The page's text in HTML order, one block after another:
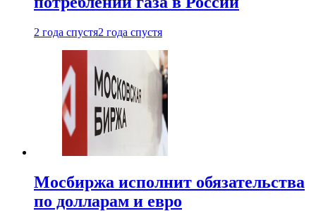
2 года спустя2 года спустя
Мосбиржа исполнит обязательства
по долларам и евро